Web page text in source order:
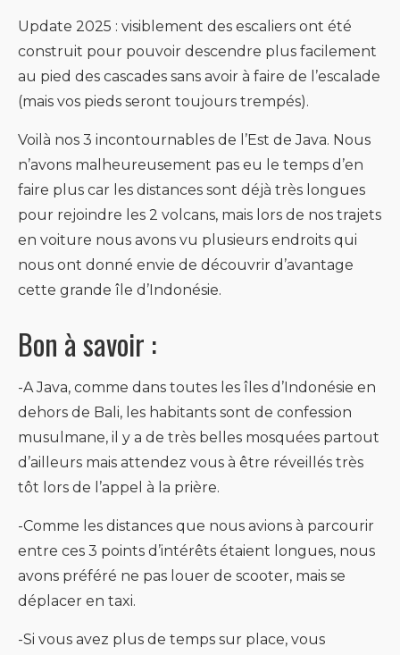
Update 2025 : visiblement des escaliers ont été
construit pour pouvoir descendre plus facilement
au pied des cascades sans avoir à faire de l’escalade
(mais vos pieds seront toujours trempés).
Voilà nos 3 incontournables de l’Est de Java. Nous
n’avons malheureusement pas eu le temps d’en
faire plus car les distances sont déjà très longues
pour rejoindre les 2 volcans, mais lors de nos trajets
en voiture nous avons vu plusieurs endroits qui
nous ont donné envie de découvrir d’avantage
cette grande île d’Indonésie.
Bon à savoir :
-A Java, comme dans toutes les îles d’Indonésie en
dehors de Bali, les habitants sont de confession
musulmane, il y a de très belles mosquées partout
d’ailleurs mais attendez vous à être réveillés très
tôt lors de l’appel à la prière.
-Comme les distances que nous avions à parcourir
entre ces 3 points d’intérêts étaient longues, nous
avons préféré ne pas louer de scooter, mais se
déplacer en taxi.
-Si vous avez plus de temps sur place, vous